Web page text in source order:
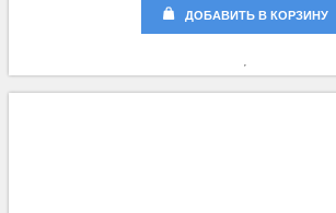
ДОБАВИТЬ В КОРЗИНУ